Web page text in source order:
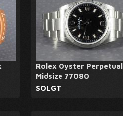
Rolex Oyster Perpetual
Midsize 77080
SOLGT